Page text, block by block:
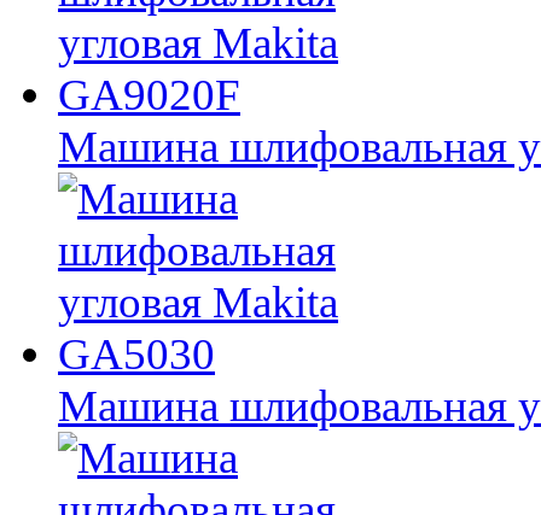
Машина шлифовальная
Машина шлифовальная